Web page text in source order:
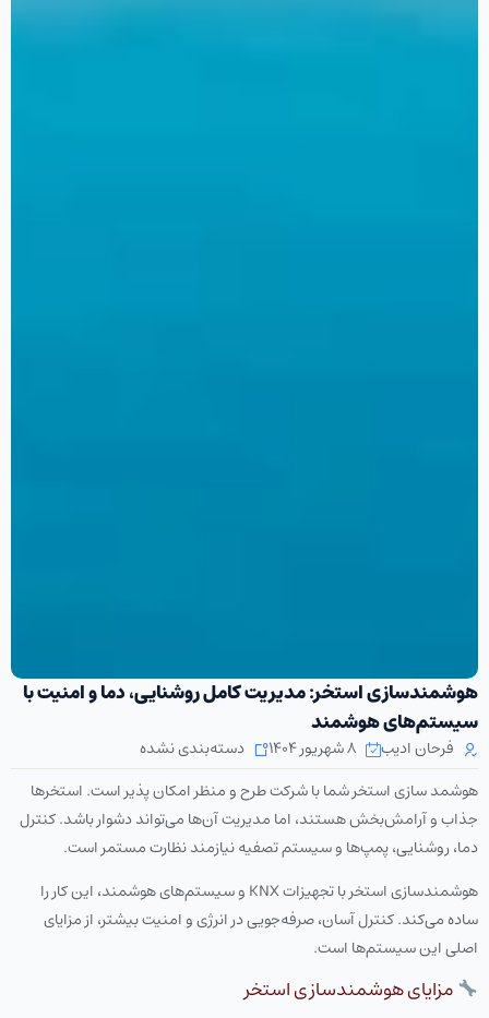
هوشمندسازی استخر: مدیریت کامل روشنایی، دما و امنیت با
سیستم‌های هوشمند
فرحان ادیب ۸ شهریور ۱۴۰۴
دسته‌بندی نشده
هوشمد سازی استخر شما با شرکت طرح و منظر امکان پذیر است. استخرها
جذاب و آرامش‌بخش هستند، اما مدیریت آن‌ها می‌تواند دشوار باشد. کنترل
دما، روشنایی، پمپ‌ها و سیستم تصفیه نیازمند نظارت مستمر است.
هوشمندسازی استخر با تجهیزات KNX و سیستم‌های هوشمند، این کار را
ساده می‌کند. کنترل آسان، صرفه‌جویی در انرژی و امنیت بیشتر، از مزایای
اصلی این سیستم‌ها است.
مزایای هوشمندسازی استخر